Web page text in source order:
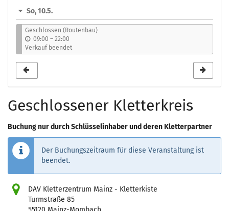
So, 10.5.
Geschlossen (Routenbau)
09:00 –b
i
s
22:00
Verkauf beendet
Geschlossener Kletterkreis
Buchung nur durch Schlüsselinhaber und deren Kletterpartner
Der Buchungszeitraum für diese Veranstaltung ist
beendet.
DAV Kletterzentrum Mainz - Kletterkiste
Turmstraße 85